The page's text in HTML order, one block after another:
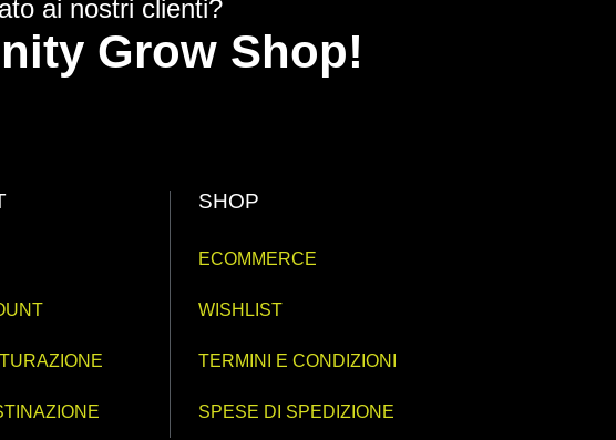
ai nostri clienti?
Grow Shop!
SHOP
ECOMMERCE
WISHLIST
TERMINI E CONDIZIONI
SPESE DI SPEDIZIONE